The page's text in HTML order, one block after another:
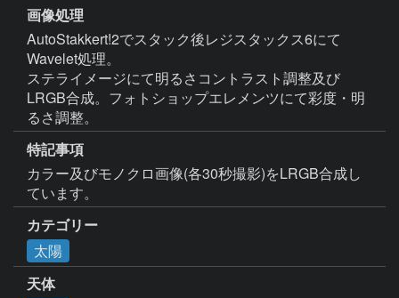
画像処理
AutoStakkert!2でスタック後レジスタックス6にて
Wavelet処理。
ステライメージにて明るさコントラスト調整及び
LRGB合成。フォトショップエレメンツにて彩度・明
るさ調整。
特記事項
カラー及びモノクロ画像(各30秒撮影)をLRGB合成し
ています。
カテゴリー
太陽
天体